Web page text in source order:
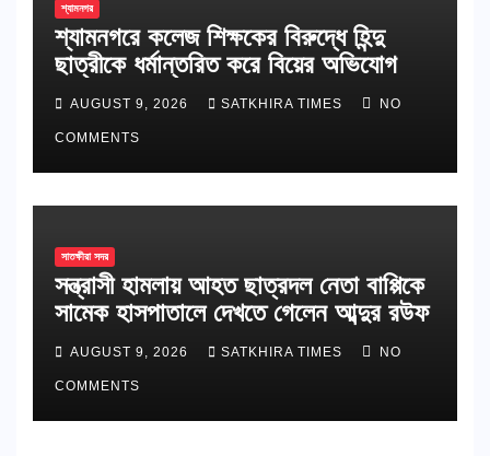
শ্যামনগর
শ্যামনগরে কলেজ শিক্ষকের বিরুদ্ধে হিন্দু
ছাত্রীকে ধর্মান্তরিত করে বিয়ের অভিযোগ
AUGUST 9, 2026 SATKHIRA TIMES NO
COMMENTS
সাতক্ষীরা সদর
সন্ত্রাসী হামলায় আহত ছাত্রদল নেতা বাপ্পিকে
সামেক হাসপাতালে দেখতে গেলেন আব্দুর রউফ
AUGUST 9, 2026 SATKHIRA TIMES NO
COMMENTS